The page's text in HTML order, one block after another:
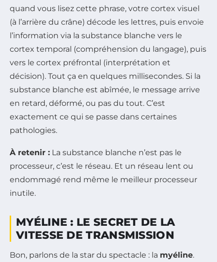
quand vous lisez cette phrase, votre cortex visuel
(à l’arrière du crâne) décode les lettres, puis envoie
l’information via la substance blanche vers le
cortex temporal (compréhension du langage), puis
vers le cortex préfrontal (interprétation et
décision). Tout ça en quelques millisecondes. Si la
substance blanche est abîmée, le message arrive
en retard, déformé, ou pas du tout. C’est
exactement ce qui se passe dans certaines
pathologies.
À retenir : La substance blanche n’est pas le
processeur, c’est le réseau. Et un réseau lent ou
endommagé rend même le meilleur processeur
inutile.
MYÉLINE : LE SECRET DE LA
VITESSE DE TRANSMISSION
Bon, parlons de la star du spectacle : la myéline.